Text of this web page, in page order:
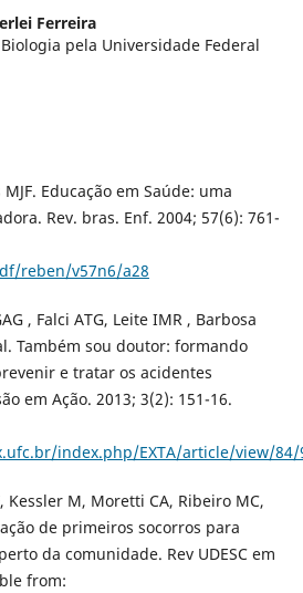
Ferreira
pela Universidade Federal
Educação em Saúde: uma
Rev. bras. Enf. 2004; 57(6): 761-
reben/v57n6/a28
, Falci ATG, Leite IMR , Barbosa
Também sou doutor: formando
e tratar os acidentes
em Ação. 2013; 3(2): 151-16.
index.php/EXTA/article/view/84/
Kessler M, Moretti CA, Ribeiro MC,
de primeiros socorros para
da comunidade. Rev UDESC em
from: